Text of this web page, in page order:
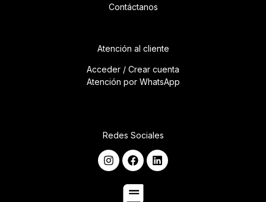
Contáctanos
Atención al cliente
Acceder / Crear cuenta
Atención por WhatsApp
Redes Sociales